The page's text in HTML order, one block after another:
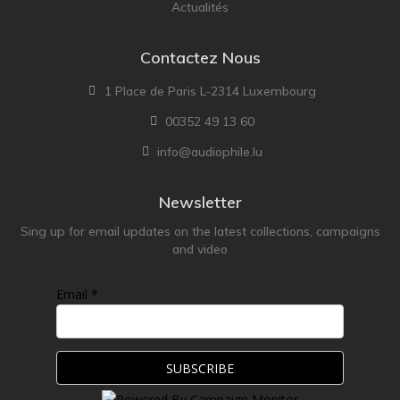
Actualités
Contactez Nous
1 Place de Paris L-2314 Luxembourg
00352 49 13 60
info@audiophile.lu
Newsletter
Sing up for email updates on the latest collections, campaigns
and video
Email *